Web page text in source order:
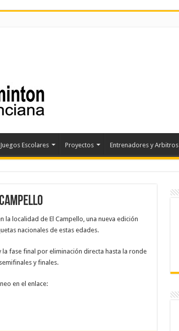
Juegos Escolares Proyectos Entrenadores y Arbitros
la localidad de El Campello, una nueva edición
nacionales de estas edades.
fase final por eliminación directa hasta la ronde
y finales.
en el enlace: